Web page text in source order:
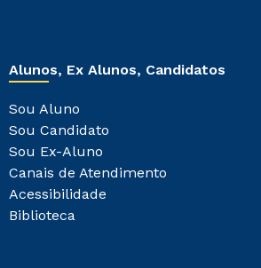
Alunos, Ex Alunos, Candidatos
Sou Aluno
Sou Candidato
Sou Ex-Aluno
Canais de Atendimento
Acessibilidade
Biblioteca